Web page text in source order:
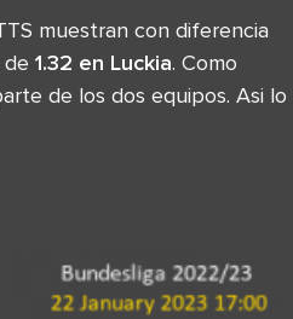
muestran con diferencia
1.32 en Luckia. Como
de los dos equipos. Asi lo